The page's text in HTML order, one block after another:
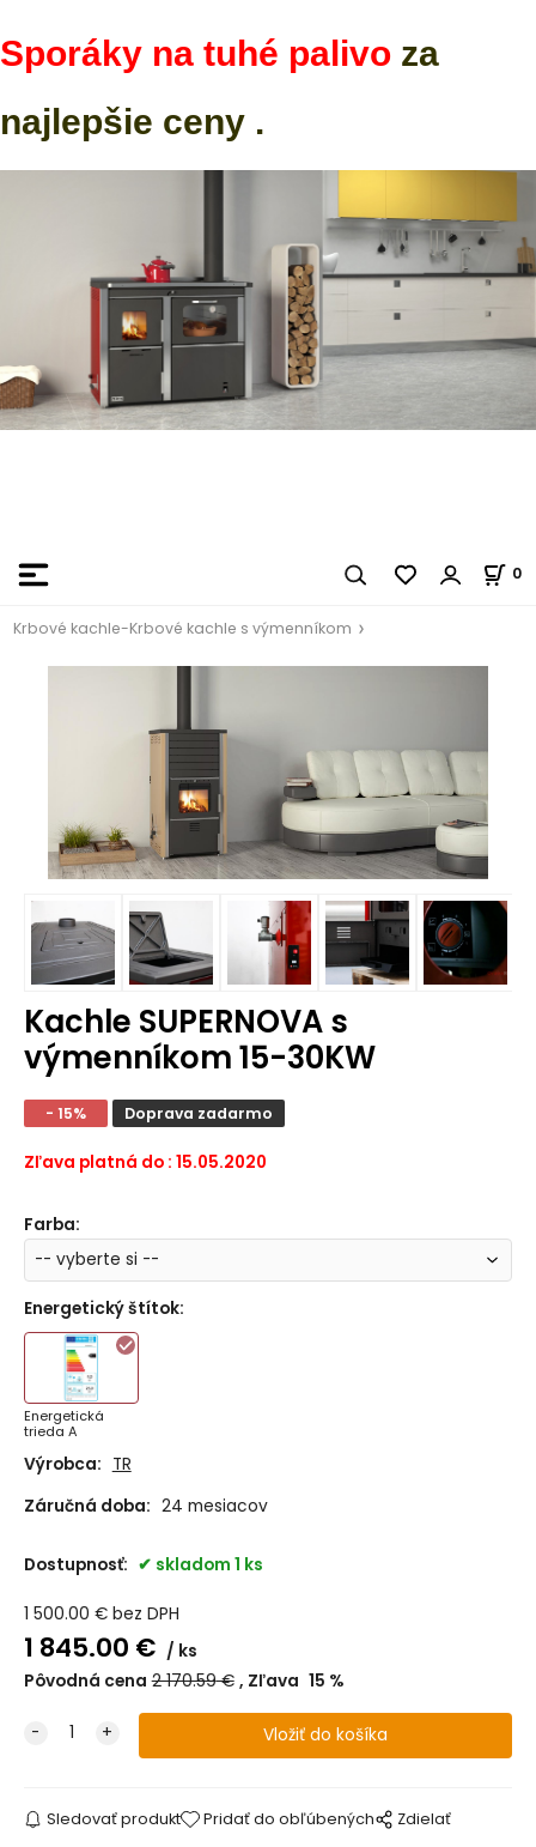
Sporáky na tuhé palivo za
najlepšie ceny .
0
Krbové kachle-Krbové kachle s výmenníkom
Kachle SUPERNOVA s
výmenníkom 15-30KW
- 15% Doprava zadarmo
Zľava platná do : 15.05.2020
Farba:
Energetický štítok:
Energetická
trieda A
Výrobca: TR
Záručná doba: 24 mesiacov
Dostupnosť: skladom 1 ks
1 500.00 € bez DPH
1 845.00 €
ks
Pôvodná cena 2 170.59€ Zľava 15 %
Sledovať produkt Pridať do obľúbených Zdielať